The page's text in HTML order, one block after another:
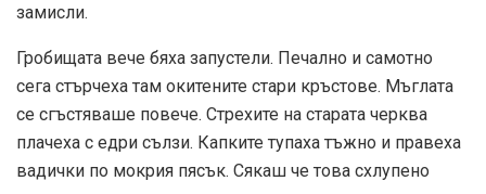
замисли.
Гробищата вече бяха запустели. Печално и самотно
сега стърчеха там окитените стари кръстове. Мъглата
се сгъстяваше повече. Стрехите на старата черква
плачеха с едри сълзи. Капките тупаха тъжно и правеха
вадички по мокрия пясък. Сякаш че това схлупено